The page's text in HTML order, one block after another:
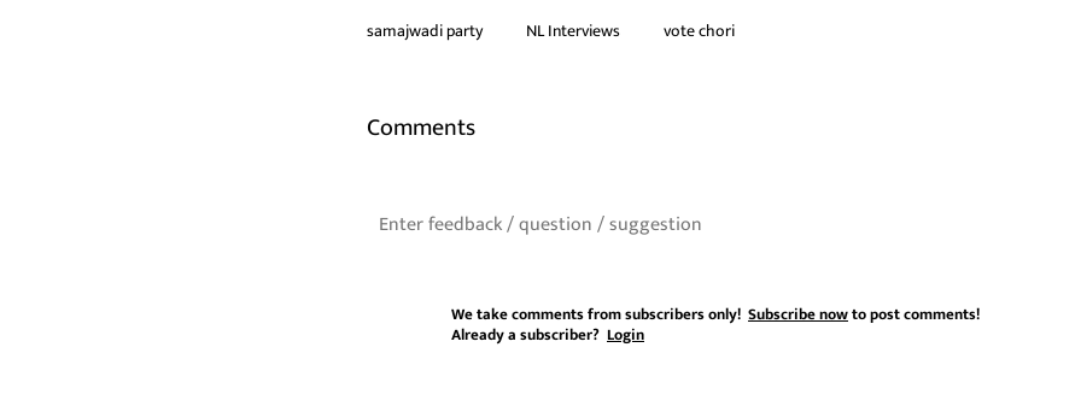
samajwadi party NL Interviews vote chori
Comments
We take comments from subscribers only! Subscribe nowto post comments!
Already a subscriber? Login